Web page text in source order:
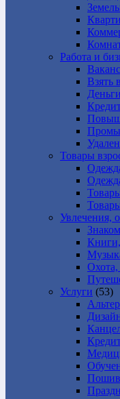
Работа и
Взять
Товары
Увлечения,
Охота,
Услуги (53)